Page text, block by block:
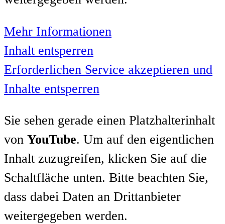
Mehr Informationen
Inhalt entsperren
Erforderlichen Service akzeptieren und
Inhalte entsperren
Sie sehen gerade einen Platzhalterinhalt
von YouTube. Um auf den eigentlichen
Inhalt zuzugreifen, klicken Sie auf die
Schaltfläche unten. Bitte beachten Sie,
dass dabei Daten an Drittanbieter
weitergegeben werden.